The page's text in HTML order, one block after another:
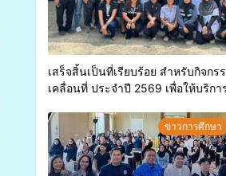
เสร็จสิ้นเป็นที่เรียบร้อย สำหรับกิจกร
เคลื่อนที่ ประจำปี 2569 เพื่อให้บริก
ข่าวการศึกษา